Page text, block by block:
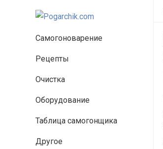
Самогоноварение
Рецепты
Очистка
Оборудование
Таблица самогонщика
Другое